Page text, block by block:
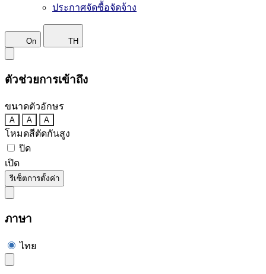
ประกาศจัดซื้อจัดจ้าง
On TH
ตัวช่วยการเข้าถึง
ขนาดตัวอักษร
A A A
โหมดสีตัดกันสูง
ปิด
เปิด
รีเซ็ตการตั้งค่า
ภาษา
ไทย